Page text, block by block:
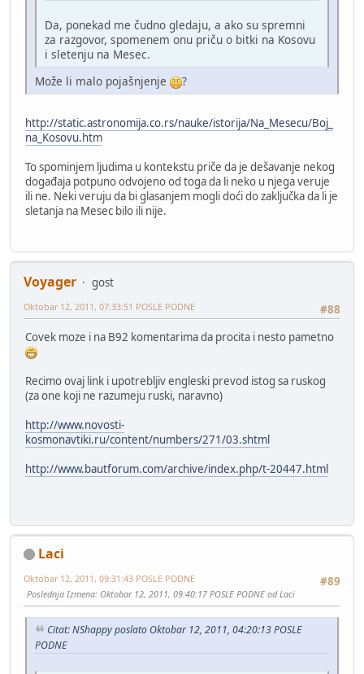
Da, ponekad me čudno gledaju, a ako su spremni
za razgovor, spomenem onu priču o bitki na Kosovu
i sletenju na Mesec.
Može li malo pojašnjenje
?
http://static.astronomija.co.rs/nauke/istorija/Na_Mesecu/Boj_
na_Kosovu.htm
To spominjem ljudima u kontekstu priče da je dešavanje nekog
događaja potpuno odvojeno od toga da li neko u njega veruje
ili ne. Neki veruju da bi glasanjem mogli doći do zaključka da li je
sletanja na Mesec bilo ili nije.
Voyager
gost
#88
Oktobar 12, 2011, 07:33:51 POSLE PODNE
Covek moze i na B92 komentarima da procita i nesto pametno
Recimo ovaj link i upotrebljiv engleski prevod istog sa ruskog
(za one koji ne razumeju ruski, naravno)
http://www.novosti-
kosmonavtiki.ru/content/numbers/271/03.shtml
http://www.bautforum.com/archive/index.php/t-20447.html
Laci
#89
Oktobar 12, 2011, 09:31:43 POSLE PODNE
Poslednja Izmena: Oktobar 12, 2011, 09:40:17 POSLE PODNE od Laci
Citat: NShappy poslato Oktobar 12, 2011, 04:20:13 POSLE
PODNE